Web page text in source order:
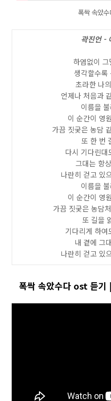
폭싹 속았
곽진언 -
하염없이
생각할수록
초라한 나
언제나 처음과
이름을
이 순간이 영
가끔 짓궂은 농담
또 한 번
다시 기다린대
그대는 항
나란히 걷고 있
이름을
이 순간이 영
가끔 짓궂은 농담
또 길을
기다리게 하여
내 곁에 그
나란히 걷고 있
폭싹 속았수다 ost 듣기